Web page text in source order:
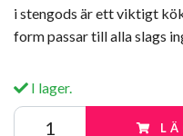
i stengods är ett viktigt
form passar till alla slags
I lager.